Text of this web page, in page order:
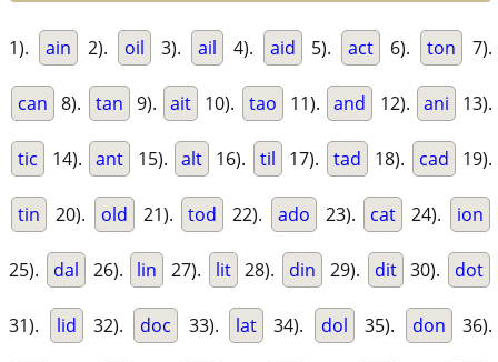
1). ain 2). oil 3). ail 4). aid 5). act 6). ton 7).
can 8). tan 9). ait 10). tao 11). and 12). ani 13).
tic 14). ant 15). alt 16). til 17). tad 18). cad 19).
tin 20). old 21). tod 22). ado 23). cat 24). ion
25). dal 26). lin 27). lit 28). din 29). dit 30). dot
31). lid 32). doc 33). lat 34). dol 35). don 36).